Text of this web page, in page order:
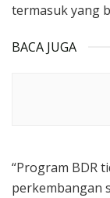
termasuk yang
BACA JUGA
“Program BDR
perkembangan